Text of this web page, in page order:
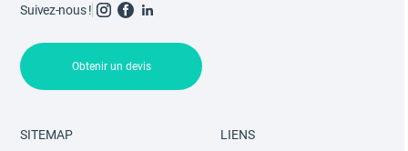
Suivez-nous !
SITEMAP LIENS
Obtenir un devis